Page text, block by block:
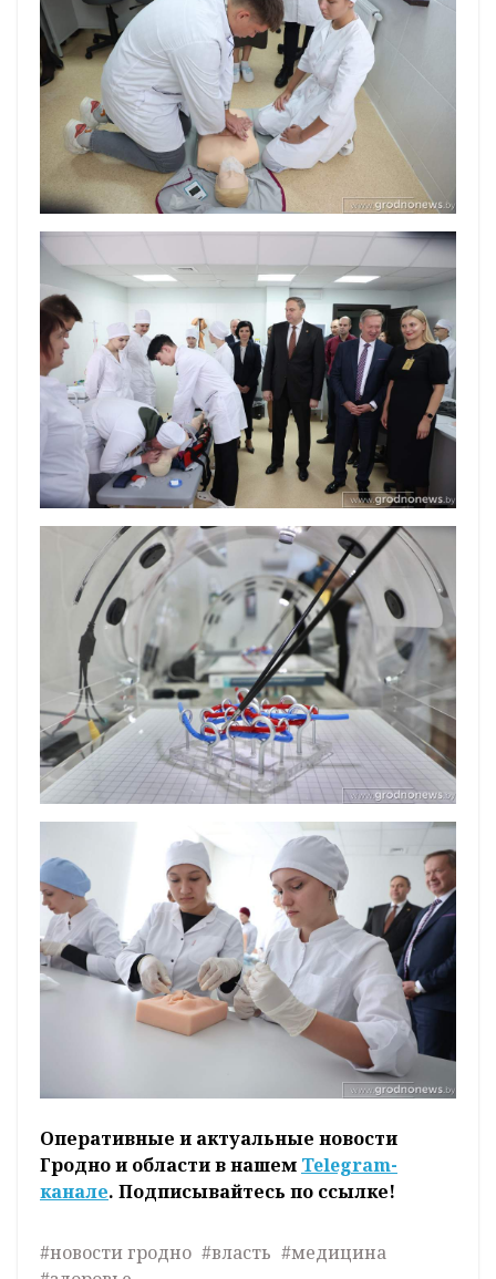
Оперативные и актуальные новости
Гродно и области в нашем Telegram-
канале. Подписывайтесь по ссылке!
#новости гродно #власть #медицина